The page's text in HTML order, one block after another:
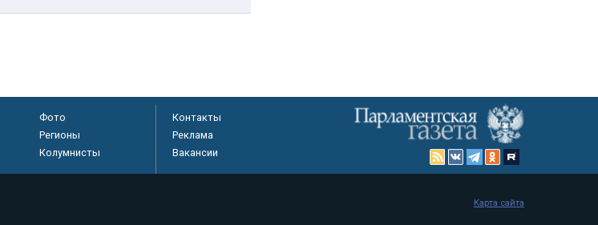
Фото
Регионы
Колумнисты
Контакты
Реклама
Вакансии
Карта сайта